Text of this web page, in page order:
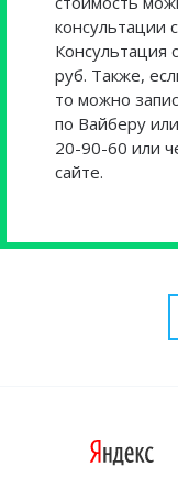
консультации
Консультация
руб. Также,
то можно
по Вайберу
20-90-60 или
сайте.